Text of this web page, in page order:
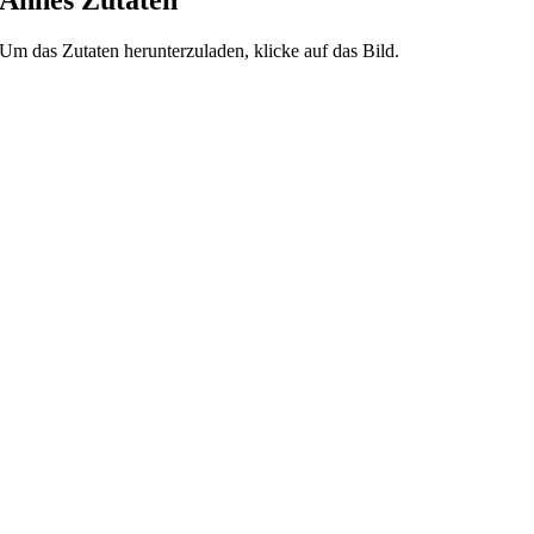
Um das Zutaten herunterzuladen, klicke auf das Bild.